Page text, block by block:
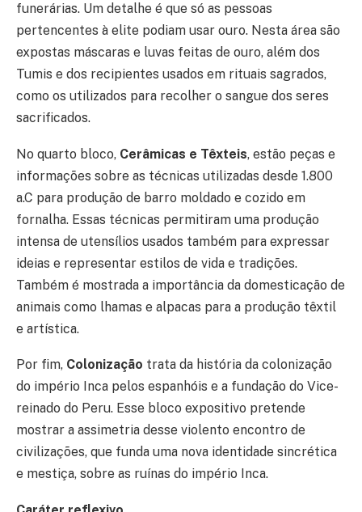
funerárias. Um detalhe é que só as pessoas
pertencentes à elite podiam usar ouro. Nesta área são
expostas máscaras e luvas feitas de ouro, além dos
Tumis e dos recipientes usados em rituais sagrados,
como os utilizados para recolher o sangue dos seres
sacrificados.
No quarto bloco, Cerâmicas e Têxteis, estão peças e
informações sobre as técnicas utilizadas desde 1.800
a.C para produção de barro moldado e cozido em
fornalha. Essas técnicas permitiram uma produção
intensa de utensílios usados também para expressar
ideias e representar estilos de vida e tradições.
Também é mostrada a importância da domesticação de
animais como lhamas e alpacas para a produção têxtil
e artística.
Por fim, Colonização trata da história da colonização
do império Inca pelos espanhóis e a fundação do Vice-
reinado do Peru. Esse bloco expositivo pretende
mostrar a assimetria desse violento encontro de
civilizações, que funda uma nova identidade sincrética
e mestiça, sobre as ruínas do império Inca.